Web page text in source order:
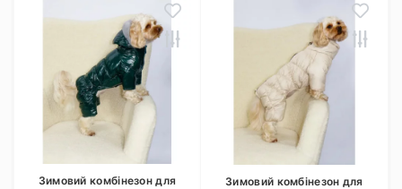
Зимовий комбінезон для
Зимовий комбінезон для